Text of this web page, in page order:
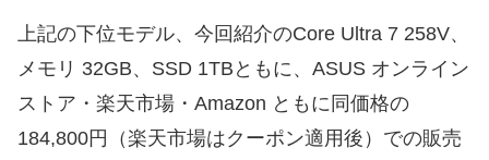
上記の下位モデル、今回紹介のCore Ultra 7 258V、
メモリ 32GB、SSD 1TBともに、ASUS オンライン
ストア・楽天市場・Amazon ともに同価格の
184,800円（楽天市場はクーポン適用後）での販売